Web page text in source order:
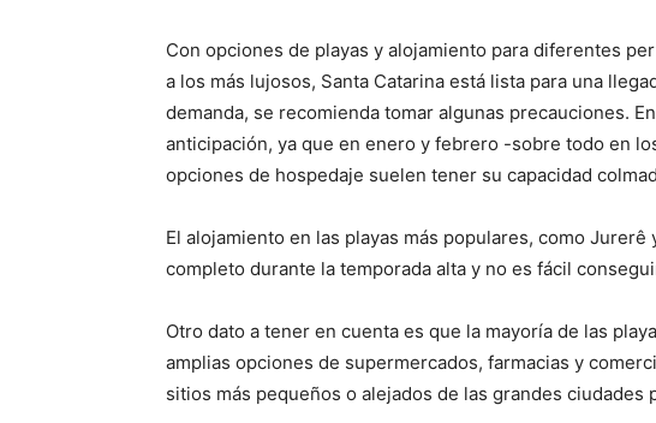
Con opciones de playas y alojamiento para diferentes
a los más lujosos, Santa Catarina está lista para una
demanda, se recomienda tomar algunas precauciones.
anticipación, ya que en enero y febrero -sobre todo en
opciones de hospedaje suelen tener su capacidad
El alojamiento en las playas más populares, como
completo durante la temporada alta y no es fácil
Otro dato a tener en cuenta es que la mayoría de las
amplias opciones de supermercados, farmacias y
sitios más pequeños o alejados de las grandes